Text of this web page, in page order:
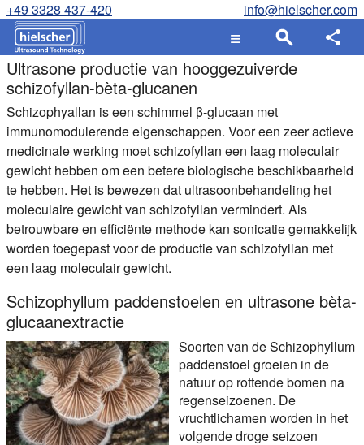
+49 3328 437-420 info@hielscher.com
Ultrasone productie van hooggezuiverde
schizofyllan-bèta-glucanen
Schizophyallan is een schimmel β-glucaan met
immunomodulerende eigenschappen. Voor een zeer actieve
medicinale werking moet schizofyllan een laag moleculair
gewicht hebben om een betere biologische beschikbaarheid
te hebben. Het is bewezen dat ultrasoonbehandeling het
moleculaire gewicht van schizofyllan vermindert. Als
betrouwbare en efficiënte methode kan sonicatie gemakkelijk
worden toegepast voor de productie van schizofyllan met
een laag moleculair gewicht.
Schizophyllum paddenstoelen en ultrasone bèta-
glucaanextractie
Soorten van de Schizophyllum
paddenstoel groeien in de
natuur op rottende bomen na
regenseizoenen. De
vruchtlichamen worden in het
volgende droge seizoen